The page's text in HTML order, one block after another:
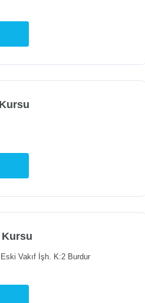
Vakıf İşh. K:2 Burdur